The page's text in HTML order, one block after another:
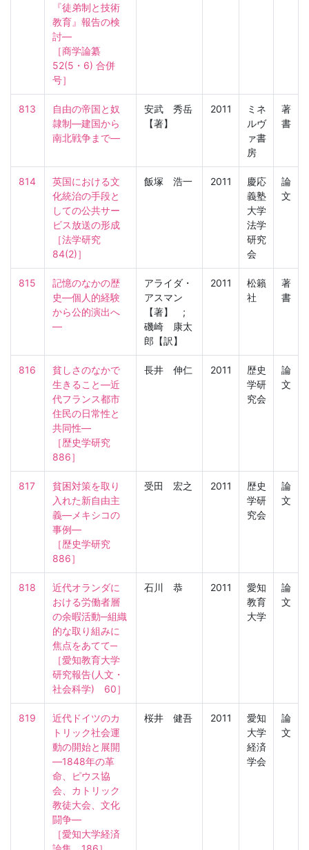
『徒弟制と技術
教育』報告の検
討―
［商学論纂
52(5・6) 合併
号］
813
自由の帝国と奴
隷制―建国から
南北戦争まで―
安武 秀岳
【著】
2011
ミネ
ルヴ
ァ書
房
著
書
814
英国における文
化統治の手段と
しての公共サー
ビス放送の形成
［法学研究
84(2)］
飯塚 浩一 2011
慶応
義塾
大学
法学
研究
会
論
文
815
記憶のなかの歴
史―個人的経験
から公的演出へ
―
アライダ・
アスマン
【著】 ;
磯崎 康太
郎【訳】
2011
松籟
社
著
書
816
貧しさのなかで
生きること―近
代フランス都市
住民の日常性と
共同性―
［歴史学研究
886］
長井 伸仁 2011
歴史
学研
究会
論
文
817
貧困対策を取り
入れた新自由主
義―メキシコの
事例―
［歴史学研究
886］
受田 宏之 2011
歴史
学研
究会
論
文
818
近代オランダに
おける労働者層
の余暇活動─組織
的な取り組みに
焦点をあてて─
［愛知教育大学
研究報告(人文・
社会科学)　60］
石川 恭 2011
愛知
教育
大学
論
文
819
近代ドイツのカ
トリック社会運
動の開始と展開
―1848年の革
命、ピウス協
会、カトリック
教徒大会、文化
闘争―
［愛知大学経済
桜井 健吾 2011
愛知
大学
経済
学会
論
文